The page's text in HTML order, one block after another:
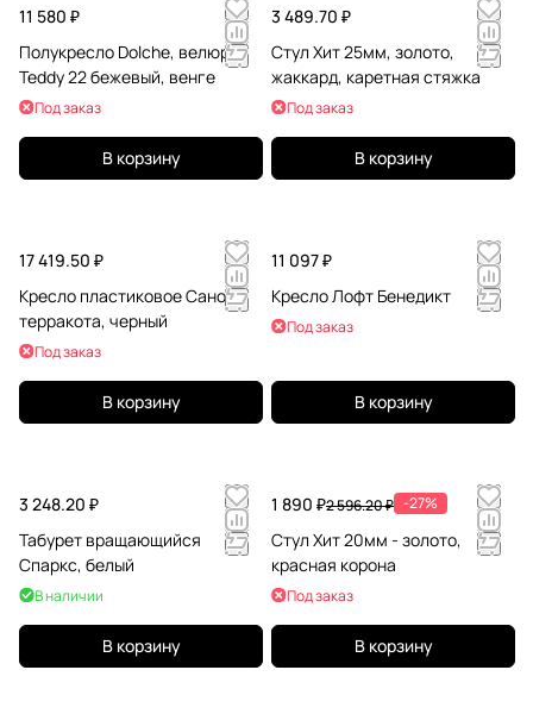
11 580 ₽
Полукресло Dolche, велюр
Teddy 22 бежевый, венге
Под заказ
В корзину
3 489.70 ₽
Стул Хит 25мм, золото,
жаккард, каретная стяжка
Под заказ
В корзину
17 419.50 ₽
Кресло пластиковое Сано,
терракота, черный
Под заказ
В корзину
11 097 ₽
Кресло Лофт Бенедикт
Под заказ
В корзину
3 248.20 ₽
Табурет вращающийся
Спаркс, белый
В наличии
В корзину
1 890 ₽2 596.20 ₽ -27%
Стул Хит 20мм - золото,
красная корона
Под заказ
В корзину